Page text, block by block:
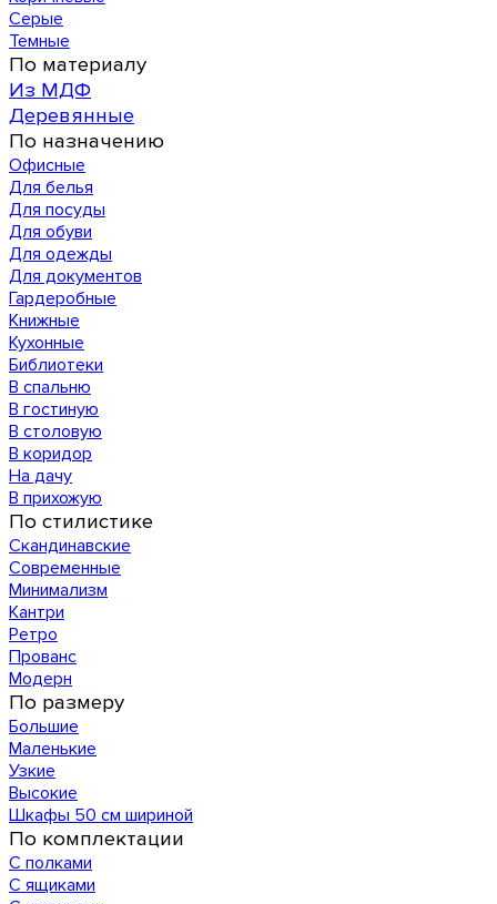
Серые
Темные
По материалу
Из МДФ
Деревянные
По назначению
Офисные
Для белья
Для посуды
Для обуви
Для одежды
Для документов
Гардеробные
Книжные
Кухонные
Библиотеки
В спальню
В гостиную
В столовую
В коридор
На дачу
В прихожую
По стилистике
Скандинавские
Современные
Минимализм
Кантри
Ретро
Прованс
Модерн
По размеру
Большие
Маленькие
Узкие
Высокие
Шкафы 50 см шириной
По комплектации
С полками
С ящиками